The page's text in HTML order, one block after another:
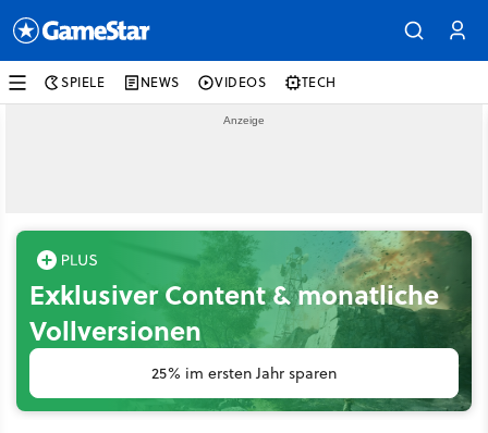
SPIELE NEWS VIDEOS TECH
Exklusiver Content & monatliche
Vollversionen
25% im ersten Jahr sparen